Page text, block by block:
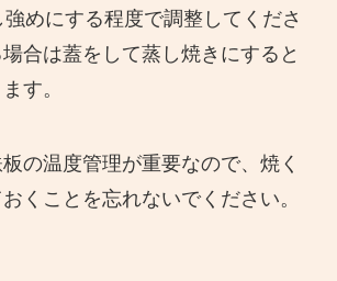
めにする程度で調整してくださ
合は蓋をして蒸し焼きにすると
す。
の温度管理が重要なので、焼く
くことを忘れないでください。